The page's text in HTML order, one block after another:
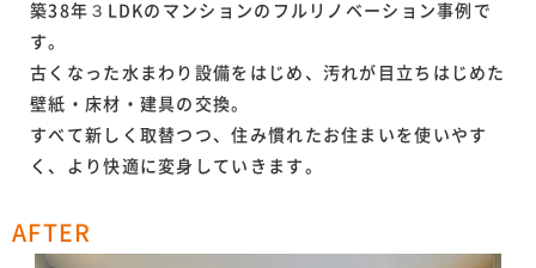
築38年３LDKのマンションのフルリノベーション事例で
す。
古くなった水まわり設備をはじめ、汚れが目立ちはじめた
壁紙・床材・建具の交換。
すべて新しく取替つつ、住み慣れたお住まいを使いやす
く、より快適に変身していきます。
AFTER